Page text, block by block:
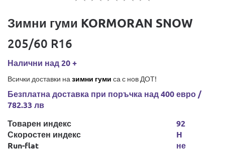
Зимни гуми KORMORAN SNOW
205/60 R16
Налични над 20 +
Всички доставки на зимни гуми са с нов ДОТ!
Безплатна доставка при поръчка над 400 евро /
782.33 лв
Товарен индекс
Скоростен индекс
Run-flat
92
H
не